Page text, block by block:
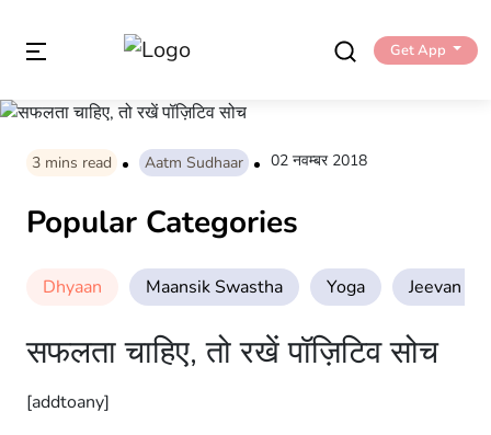
Get App
3 mins read Aatm Sudhaar 02 नवम्बर 2018
Popular Categories
Dhyaan Maansik Swastha Yoga Jeevan
सफलता चाहिए, तो रखें पॉज़िटिव सोच
[addtoany]